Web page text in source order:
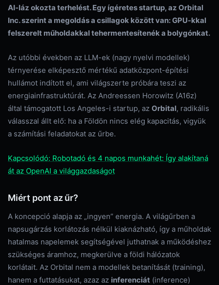
AI-láz okozta terhelést. Egy ígéretes startup, az Orbital
Inc. szerint a megoldás a csillagok között van: GPU-kkal
felszerelt műholdakkal tehermentesítenék a bolygónkat.
Az utóbbi években az LLM-ek (nagy nyelvi modellek)
térnyerése elképesztő mértékű adatközpont-építési
hullámot indított el, ami világszerte próbára teszi az
energiainfrastruktúrát. Az Andreessen Horowitz (A16z)
által támogatott Los Angeles-i startup, az Orbital, radikális
válasszal állt elő: ha a Földön nincs elég kapacitás, vigyük
a számítási feladatokat az űrbe.
Kapcsolódó: Robotadó és 4 napos munkahét: Így alakítaná
át az OpenAI a világgazdaságot
Miért pont az űr?
A koncepció alapja az „ingyen” energia. A világűrben a
napsugárzás korlátozás nélkül kiaknázható, így a műholdak
hatalmas napelemek segítségével juthatnak a működéshez
szükséges áramhoz, megkerülve a földi hálózatok
korlátait. Az Orbital nem a modellek betanítását (training),
hanem a futtatásukat, azaz az inferenciát (inference)